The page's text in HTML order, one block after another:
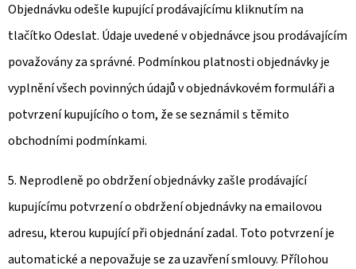
Objednávku odešle kupující prodávajícímu kliknutím na
tlačítko Odeslat. Údaje uvedené v objednávce jsou prodávajícím
považovány za správné. Podmínkou platnosti objednávky je
vyplnění všech povinných údajů v objednávkovém formuláři a
potvrzení kupujícího o tom, že se seznámil s těmito
obchodními podmínkami.
5. Neprodleně po obdržení objednávky zašle prodávající
kupujícímu potvrzení o obdržení objednávky na emailovou
adresu, kterou kupující při objednání zadal. Toto potvrzení je
automatické a nepovažuje se za uzavření smlouvy. Přílohou